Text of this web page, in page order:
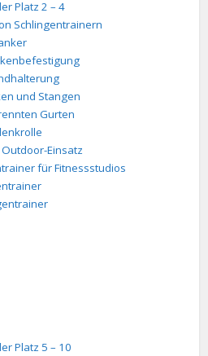
Platz 2 – 4
Schlingentrainern
und Stangen
Gurten
Einsatz
für Fitnessstudios
Platz 5 – 10